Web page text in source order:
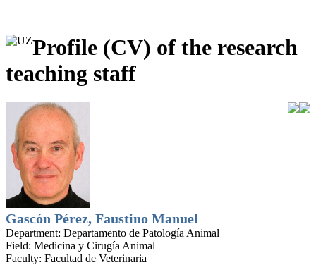
Profile (CV) of the research
teaching staff
Gascón Pérez, Faustino Manuel
Department: Departamento de Patología Animal
Field: Medicina y Cirugía Animal
Faculty: Facultad de Veterinaria